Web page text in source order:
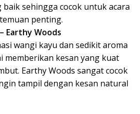
baik sehingga cocok untuk acara
penting.
Earthy Woods
wangi kayu dan sedikit aroma
memberikan kesan yang kuat
Earthy Woods sangat cocok
tampil dengan kesan natural